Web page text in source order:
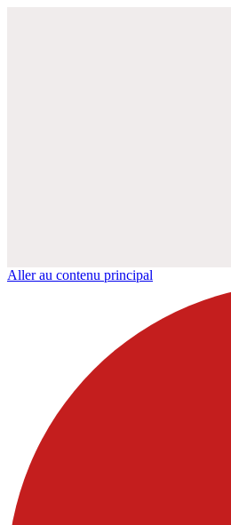
Aller au contenu principal